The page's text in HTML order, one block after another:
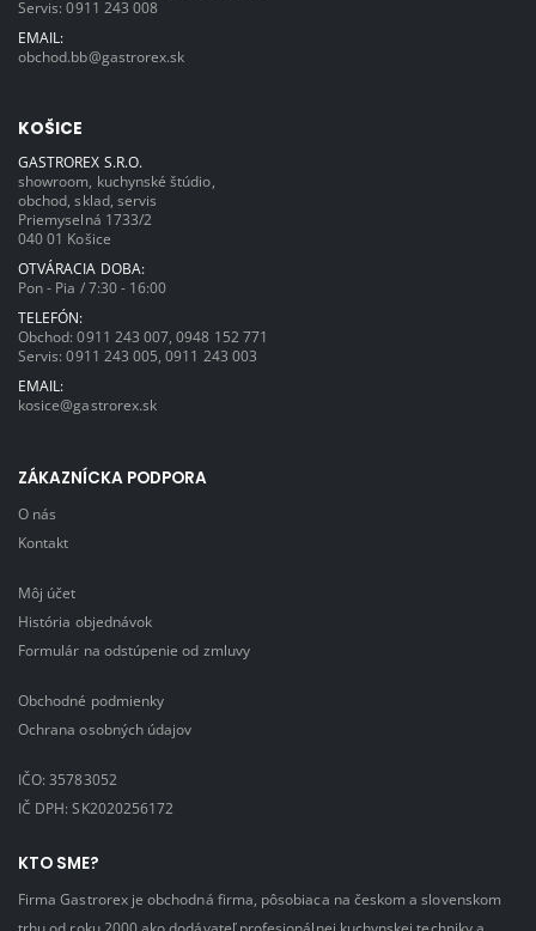
Servis:0911 243 008
EMAIL:
obchod.bb@gastrorex.sk
KOŠICE
GASTROREX S.R.O.
showroom, kuchynské štúdio,
obchod, sklad, servis
Priemyselná 1733/2
040 01 Košice
OTVÁRACIA DOBA:
Pon - Pia / 7:30 - 16:00
TELEFÓN:
Obchod:0911 243 007,0948 152 771
Servis:0911 243 005,0911 243 003
EMAIL:
kosice@gastrorex.sk
ZÁKAZNÍCKA PODPORA
O nás
Kontakt
Môj účet
História objednávok
Formulár na odstúpenie od zmluvy
Obchodné podmienky
Ochrana osobných údajov
IČO: 35783052
IČ DPH: SK2020256172
KTO SME?
Firma Gastrorex je obchodná firma, pôsobiaca na českom a slovenskom
trhu od roku 2000 ako dodávateľ profesionálnej kuchynskej techniky a